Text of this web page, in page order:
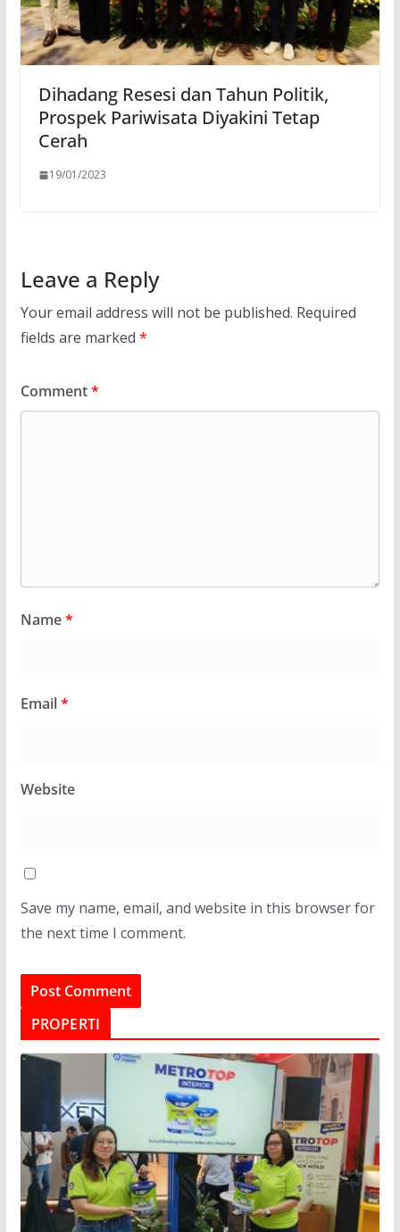
Dihadang Resesi dan Tahun Politik,
Prospek Pariwisata Diyakini Tetap
Cerah
19/01/2023
Leave a Reply
Your email address will not be published. Required
fields are marked *
Comment*
Name*
Email*
Website
Save my name, email, and website in this browser for
the next time I comment.
PROPERTI